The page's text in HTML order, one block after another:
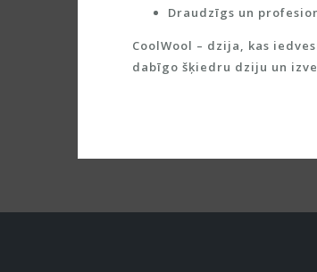
Draudzīgs un
CoolWool – dzija, kas
dabīgo šķiedru dziju un